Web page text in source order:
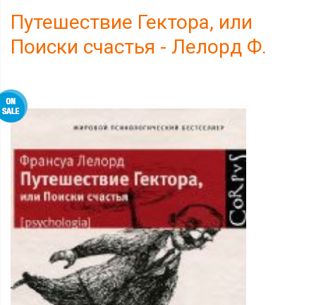
Путешествие Гектора, или
Поиски счастья - Лелорд Ф.